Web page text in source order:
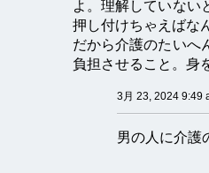
よ。理解していない
押し付けちゃえばな
だから介護のたいへ
負担させること。身
3月 23, 2024 9:49
男の人に介護